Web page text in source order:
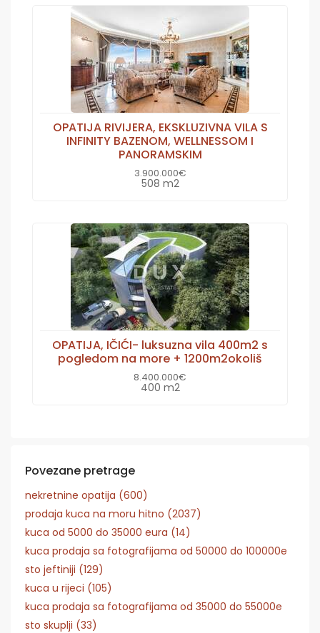
OPATIJA RIVIJERA, EKSKLUZIVNA VILA S
INFINITY BAZENOM, WELLNESSOM I
PANORAMSKIM
3.900.000€
508 m2
OPATIJA, IČIĆI- luksuzna vila 400m2 s
pogledom na more + 1200m2okoliš
8.400.000€
400 m2
Povezane pretrage
nekretnine opatija (600)
prodaja kuca na moru hitno (2037)
kuca od 5000 do 35000 eura (14)
kuca prodaja sa fotografijama od 50000 do 100000e
sto jeftiniji (129)
kuca u rijeci (105)
kuca prodaja sa fotografijama od 35000 do 55000e
sto skuplji (33)